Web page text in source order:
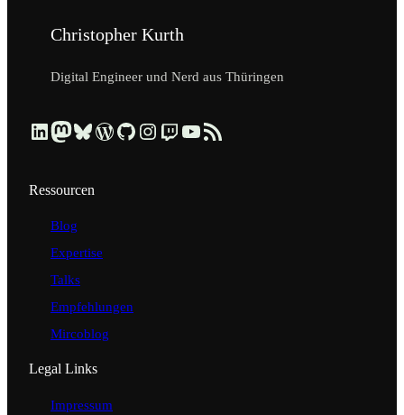
Christopher Kurth
Digital Engineer und Nerd aus Thüringen
Beruflich über LinkedIn vernetzen Dezentral über Mastodon folgen Kurzmeldungen über Bluesky lesen Profil & Contributions auf WordPress.org ansehen Code & Repositories über GitHub erkunden Visuelle Einblicke über Instagram ansehen Streams & Tech-Talks über Twitch schauen Videos & Tutorials über YouTube ansehen Blog-Updates über RSS-Feed abonnieren
Ressourcen
Blog
Expertise
Talks
Empfehlungen
Mircoblog
Legal Links
Impressum